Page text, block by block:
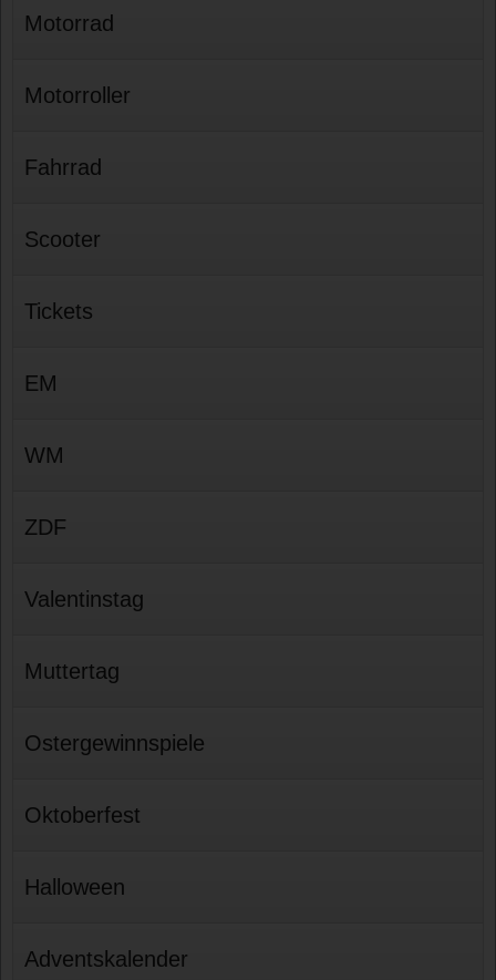
Motorrad
Motorroller
Fahrrad
Scooter
Tickets
EM
WM
ZDF
Valentinstag
Muttertag
Ostergewinnspiele
Oktoberfest
Halloween
Adventskalender